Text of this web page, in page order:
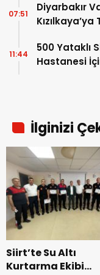
Diyarbakır
07:51
500 Yataklı
Hastanesi
11:44
İlginizi
Siirt’te Su Altı
Kurtarma Ekibi